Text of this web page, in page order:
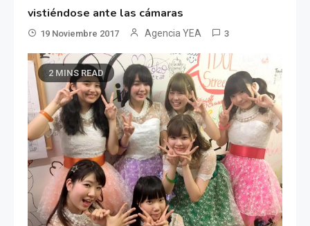
vistiéndose ante las cámaras
19 Noviembre 2017 Agencia YEA 3
2 MINS READ